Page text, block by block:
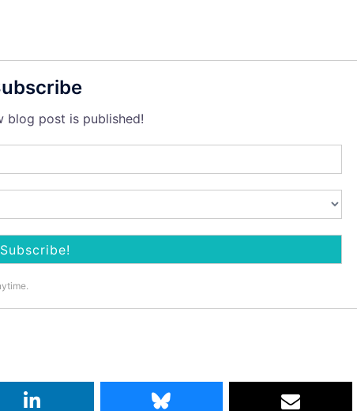
blog post is published!